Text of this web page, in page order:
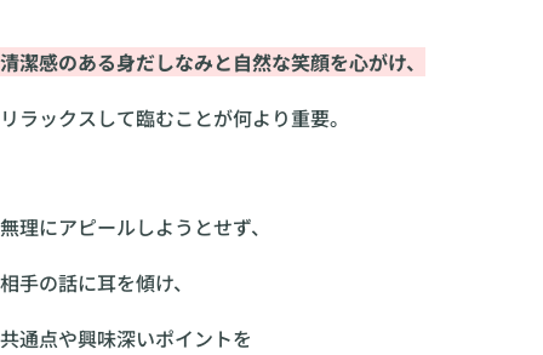
清潔感のある身だしなみと自然な笑顔を心がけ、
リラックスして臨むことが何より重要。
無理にアピールしようとせず、
相手の話に耳を傾け、
共通点や興味深いポイントを